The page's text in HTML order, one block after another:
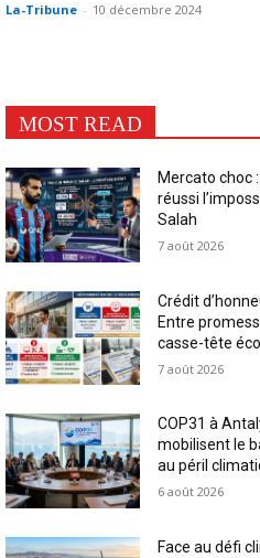
La-Tribune - 10 décembre 2024
MOST READ
Mercato choc
réussi
Salah
7 août 2026
Crédit
Entre
casse-tête
7 août 2026
COP31 à
mobilisent le
au péril
6 août 2026
Face au défi